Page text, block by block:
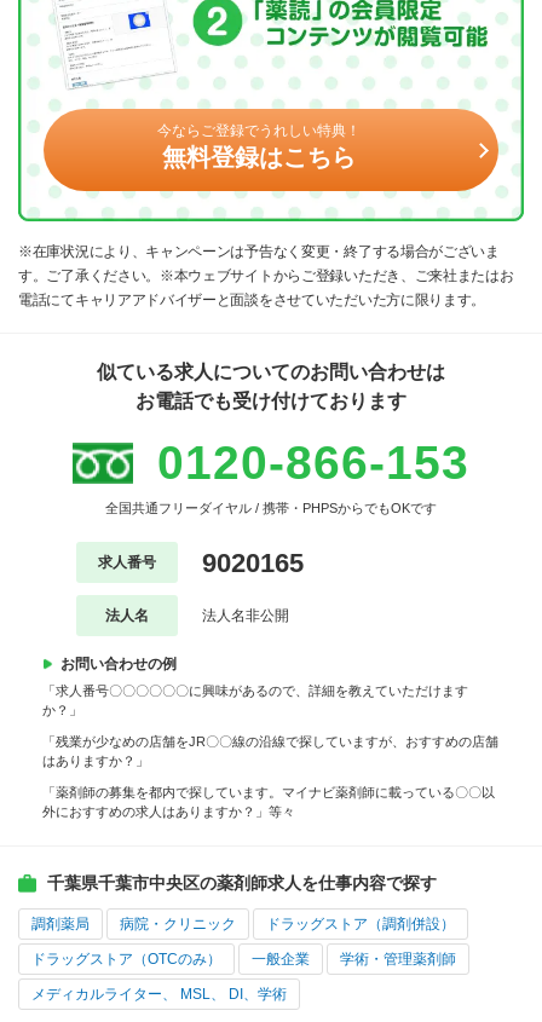
今ならご登録でうれしい特典！
無料登録はこちら
※在庫状況により、キャンペーンは予告なく変更・終了する場合がございま
す。ご了承ください。※本ウェブサイトからご登録いただき、ご来社またはお
電話にてキャリアアドバイザーと面談をさせていただいた方に限ります。
似ている求人についてのお問い合わせは
お電話でも受け付けております
0120-866-153
全国共通フリーダイヤル / 携帯・PHPSからでもOKです
求人番号 9020165
法人名 法人名非公開
お問い合わせの例
「求人番号〇〇〇〇〇〇に興味があるので、詳細を教えていただけます
か？」
「残業が少なめの店舗をJR〇〇線の沿線で探していますが、おすすめの店舗
はありますか？」
「薬剤師の募集を都内で探しています。マイナビ薬剤師に載っている〇〇以
外におすすめの求人はありますか？」等々
千葉県千葉市中央区の薬剤師求人を仕事内容で探す
調剤薬局 病院・クリニック ドラッグストア（調剤併設）
ドラッグストア（OTCのみ） 一般企業 学術・管理薬剤師
メディカルライター、 MSL、 DI、学術